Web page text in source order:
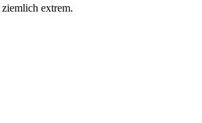
extrem.